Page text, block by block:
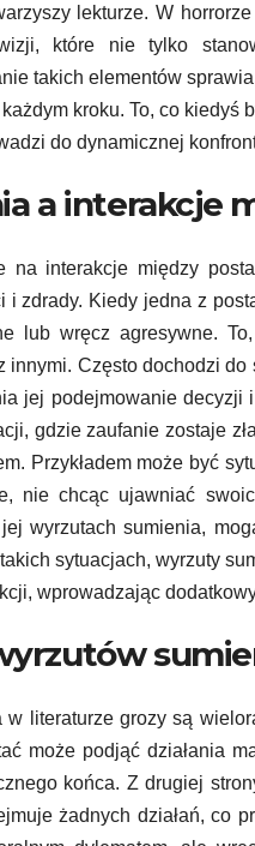
lekturze. W
które nie tylko
takich elementów
kroku. To, co kiedyś
do dynamicznej
a interakcje
na interakcje między
i zdrady. Kiedy jedna z
lub wręcz agresywne.
innymi. Często dochodzi
jej podejmowanie
gdzie zaufanie zostaje
Przykładem może być
nie chcąc ujawniać
wyrzutach sumienia,
sytuacjach, wyrzuty
wprowadzając
literaturze grozy są
może podjąć działania
końca. Z drugiej
żadnych działań, co